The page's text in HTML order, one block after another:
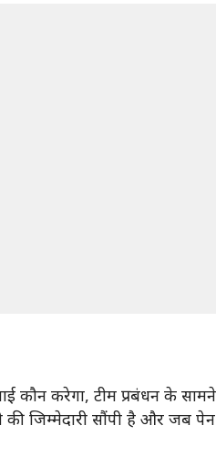
कौन करेगा, टीम प्रबंधन के
जिम्मेदारी सौंपी है और जब